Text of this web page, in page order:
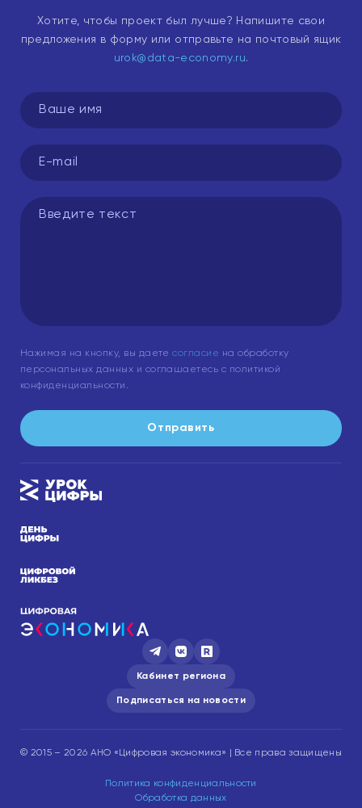
Хотите, чтобы проект был лучше? Напишите свои
предложения в форму или отправьте на почтовый ящик
urok@data-economy.ru.
Нажимая на кнопку, вы даетесогласие на обработку
персональных данных и соглашаетесь с политикой
конфиденциальности.
Отправить
Кабинет региона
Подписаться на новости
© 2015 – 2026 АНО «Цифровая экономика» | Все права защищены
Политика конфиденциальности
Обработка данных